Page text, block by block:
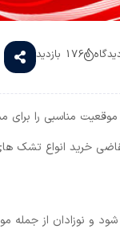
176 بازدید
مناسبی را برای
خرید انواع تشک
و نوزادان از جمله